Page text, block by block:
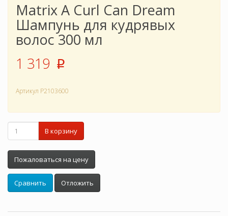
Matrix A Curl Can Dream
Шампунь для кудрявых
волос 300 мл
1 319 p
Артикул P2103600
В корзину
Пожаловаться на цену
Сравнить Отложить